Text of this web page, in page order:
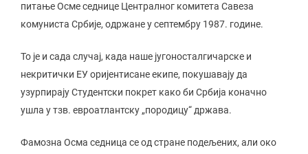
питање Осме седнице Централног комитета Савеза
комуниста Србије, одржане у септембру 1987. године.
То је и сада случај, када наше југоносталгичарске и
некритички ЕУ оријентисане екипе, покушавају да
узурпирају Студентски покрет како би Србија коначно
ушла у тзв. евроатлантску „породицу“ држава.
Фамозна Осма седница се од стране подељених, али око